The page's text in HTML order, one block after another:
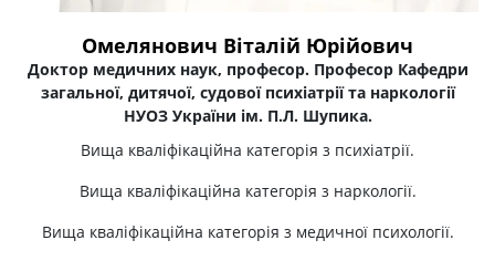
Омелянович Віталій Юрійович
Доктор медичних наук, професор. Професор Кафедри
загальної, дитячої, судової психіатрії та наркології
НУОЗ України ім. П.Л. Шупика.
Вища кваліфікаційна категорія з психіатрії.
Вища кваліфікаційна категорія з наркології.
Вища кваліфікаційна категорія з медичної психології.